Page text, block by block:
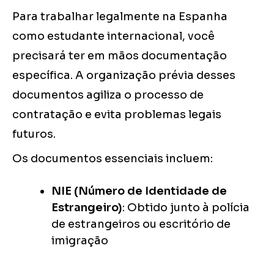
Para trabalhar legalmente na Espanha
como estudante internacional, você
precisará ter em mãos documentação
específica. A organização prévia desses
documentos agiliza o processo de
contratação e evita problemas legais
futuros.
Os documentos essenciais incluem:
NIE (Número de Identidade de
Estrangeiro): Obtido junto à polícia
de estrangeiros ou escritório de
imigração